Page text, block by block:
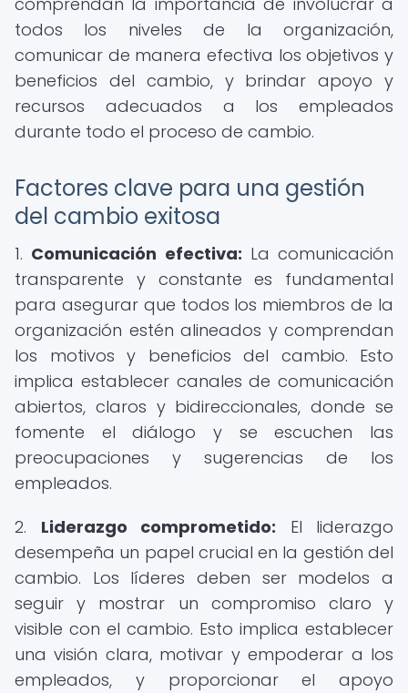
todos los niveles de la organización,
comunicar de manera efectiva los objetivos y
beneficios del cambio, y brindar apoyo y
recursos adecuados a los empleados
durante todo el proceso de cambio.
Factores clave para una gestión
del cambio exitosa
1. Comunicación efectiva: La comunicación
transparente y constante es fundamental
para asegurar que todos los miembros de la
organización estén alineados y comprendan
los motivos y beneficios del cambio. Esto
implica establecer canales de comunicación
abiertos, claros y bidireccionales, donde se
fomente el diálogo y se escuchen las
preocupaciones y sugerencias de los
empleados.
2. Liderazgo comprometido: El liderazgo
desempeña un papel crucial en la gestión del
cambio. Los líderes deben ser modelos a
seguir y mostrar un compromiso claro y
visible con el cambio. Esto implica establecer
una visión clara, motivar y empoderar a los
empleados, y proporcionar el apoyo